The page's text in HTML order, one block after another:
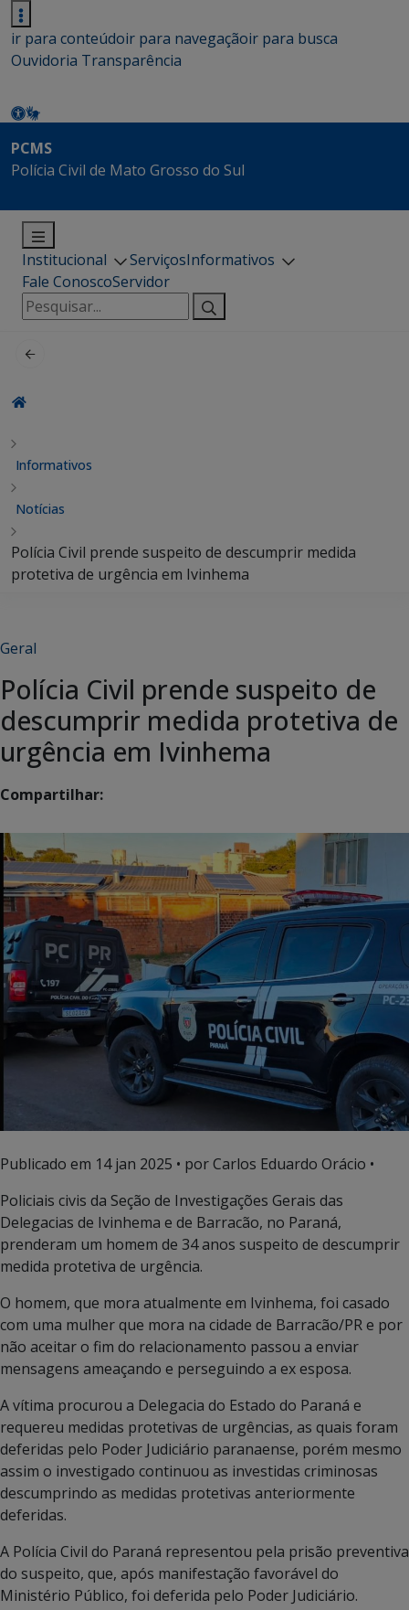
ir para conteúdoir para navegaçãoir para busca
Ouvidoria Transparência
PCMS
Polícia Civil de Mato Grosso do Sul
Institucional ServiçosInformativos
Fale ConoscoServidor
Pesquisar
por:
Informativos
Notícias
Polícia Civil prende suspeito de descumprir medida
protetiva de urgência em Ivinhema
Geral
Polícia Civil prende suspeito de
descumprir medida protetiva de
urgência em Ivinhema
Compartilhar:
Publicado em 14 jan 2025 • por Carlos Eduardo Orácio •
Policiais civis da Seção de Investigações Gerais das
Delegacias de Ivinhema e de Barracão, no Paraná,
prenderam um homem de 34 anos suspeito de descumprir
medida protetiva de urgência.
O homem, que mora atualmente em Ivinhema, foi casado
com uma mulher que mora na cidade de Barracão/PR e por
não aceitar o fim do relacionamento passou a enviar
mensagens ameaçando e perseguindo a ex esposa.
A vítima procurou a Delegacia do Estado do Paraná e
requereu medidas protetivas de urgências, as quais foram
deferidas pelo Poder Judiciário paranaense, porém mesmo
assim o investigado continuou as investidas criminosas
descumprindo as medidas protetivas anteriormente
deferidas.
A Polícia Civil do Paraná representou pela prisão preventiva
do suspeito, que, após manifestação favorável do
Ministério Público, foi deferida pelo Poder Judiciário.